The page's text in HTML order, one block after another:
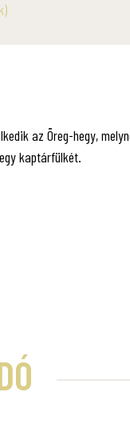
az Öreg-hegy,
kaptárfülkét.